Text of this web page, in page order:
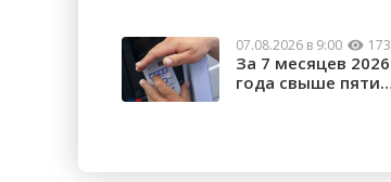
07.08.2026 в 9:00 173
За 7 месяцев 2026
года свыше пяти